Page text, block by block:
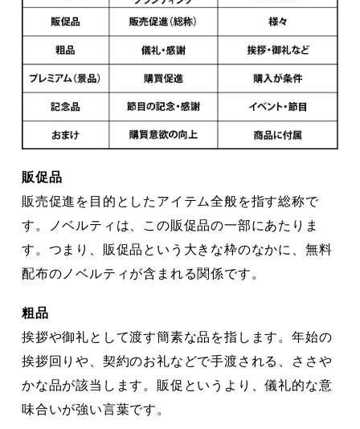
販促品
販売促進を目的としたアイテム全般を指す総称で
す。ノベルティは、この販促品の一部にあたりま
す。つまり、販促品という大きな枠のなかに、無料
配布のノベルティが含まれる関係です。
粗品
挨拶や御礼として渡す簡素な品を指します。年始の
挨拶回りや、契約のお礼などで手渡される、ささや
かな品が該当します。販促というより、儀礼的な意
味合いが強い言葉です。